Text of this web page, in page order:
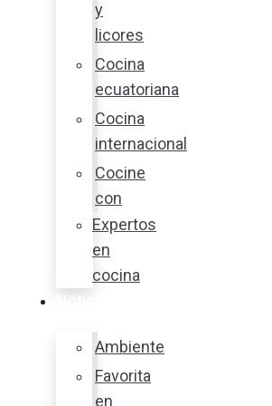
y
licores
Cocina
ecuatoriana
Cocina
internacional
Cocine
con
Expertos
en
cocina
Ambiente
Favorita
en